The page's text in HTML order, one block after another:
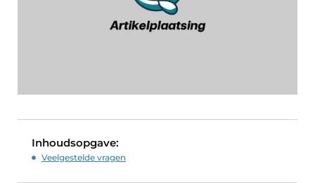
Inhoudsopgave:
Veelgestelde vragen